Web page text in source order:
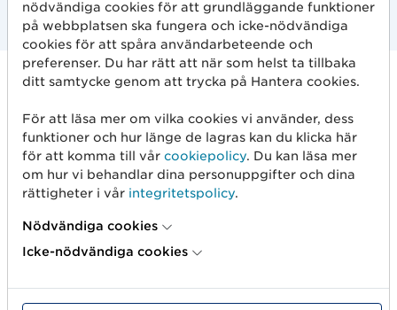
Relaterade standarder
Standard
används för att underlätta för företag som
nödvändiga cookies för att grundläggande funktioner
på webbplatsen ska fungera och icke-nödvändiga
cookies för att spåra användarbeteende och
preferenser. Du har rätt att när som helst ta tillbaka
ditt samtycke genom att trycka på Hantera cookies.
För att läsa mer om vilka cookies vi använder, dess
funktioner och hur länge de lagras kan du klicka här
för att komma till vår cookiepolicy. Du kan läsa mer
om hur vi behandlar dina personuppgifter och dina
rättigheter i vår integritetspolicy.
Nödvändiga cookies
Icke-nödvändiga cookies